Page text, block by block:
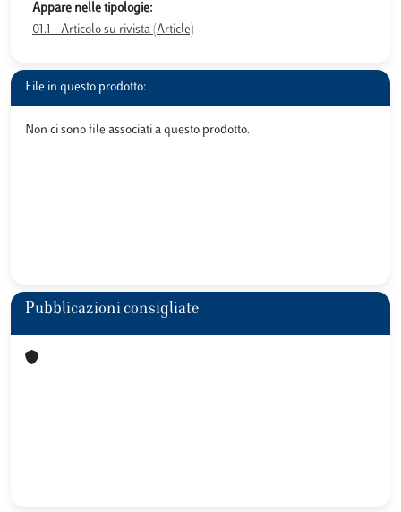
Appare nelle tipologie:
01.1 - Articolo su rivista (Article)
File in questo prodotto:
Non ci sono file associati a questo prodotto.
Pubblicazioni consigliate